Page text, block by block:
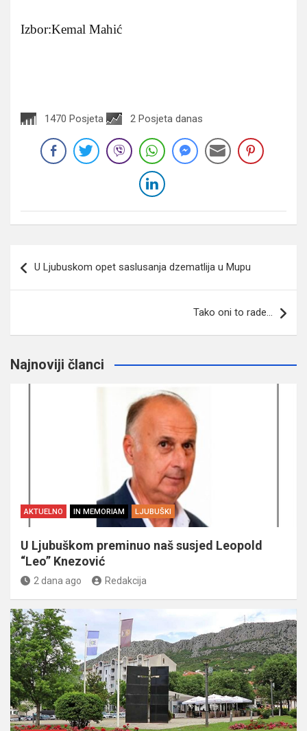
Izbor:Kemal Mahić
1470 Posjeta 2 Posjeta danas
članaka
U Ljubuskom opet saslusanja dzematlija u Mupu
Tako oni to rade…
Najnoviji članci
AKTUELNO IN MEMORIAM LJUBUŠKI
U Ljubuškom preminuo naš susjed Leopold
“Leo” Knezović
2 dana ago Redakcija